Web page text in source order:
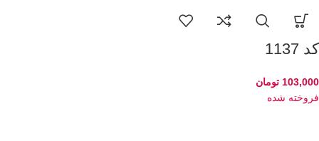
کد 1137
103,000 تومان
فروخته شده